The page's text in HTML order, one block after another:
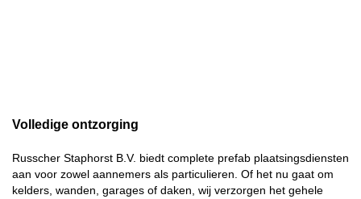
Volledige ontzorging
Russcher Staphorst B.V. biedt complete prefab plaatsingsdiensten
aan voor zowel aannemers als particulieren. Of het nu gaat om
kelders wanden garages of daken , wij verzorgen het gehele